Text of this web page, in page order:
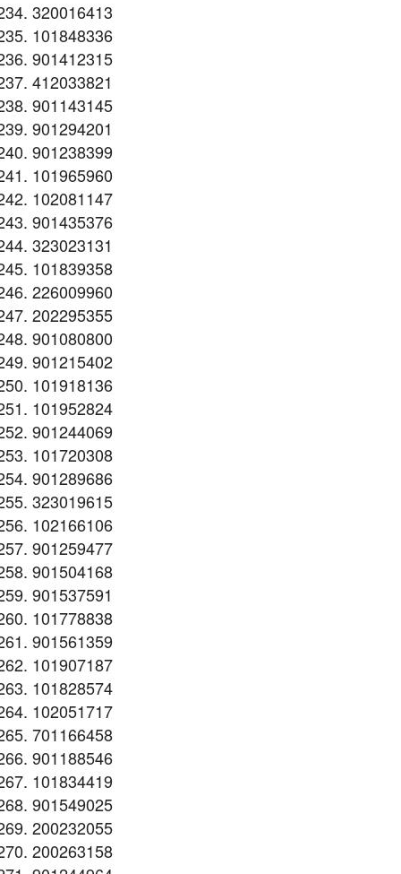
320016413
101848336
901412315
412033821
901143145
901294201
901238399
101965960
102081147
901435376
323023131
101839358
226009960
202295355
901080800
901215402
101918136
101952824
901244069
101720308
901289686
323019615
102166106
901259477
901504168
901537591
101778838
901561359
101907187
101828574
102051717
701166458
901188546
101834419
901549025
200232055
200263158